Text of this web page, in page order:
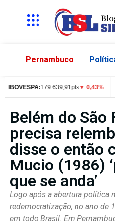
Pernambuco
179.639,91pts▼ 0,43%
Belém do São
precisa
disse o então
Mucio (1986)
que se anda’
Logo após a abertura política
redemocratização, no ano de
em todo Brasil. Em